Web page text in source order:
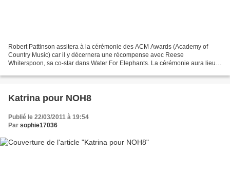
Robert Pattinson assitera à la cérémonie des ACM Awards (Academy of
Country Music) car il y décernera une récompense avec Reese
Whiterspoon, sa co-star dans Water For Elephants. La cérémonie aura lieu
Katrina pour NOH8
Publié le 22/03/2011 à 19:54
Par sophie17036